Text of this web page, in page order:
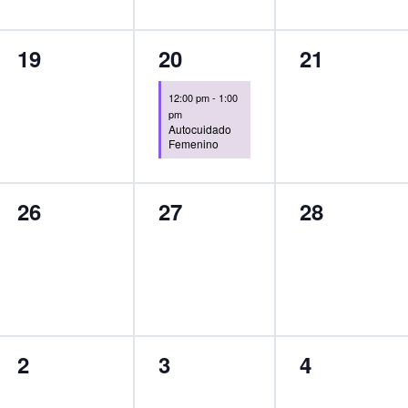
0
19
1
evento,
20
12:00 pm- 1:00
pm
Autocuidado
Femenino
0
21
0
26
0
27
0
28
0
2
0
3
0
4